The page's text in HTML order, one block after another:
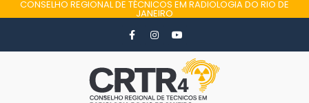
CONSELHO REGIONAL DE TÉCNICOS EM RADIOLOGIA DO RIO DE
JANEIRO